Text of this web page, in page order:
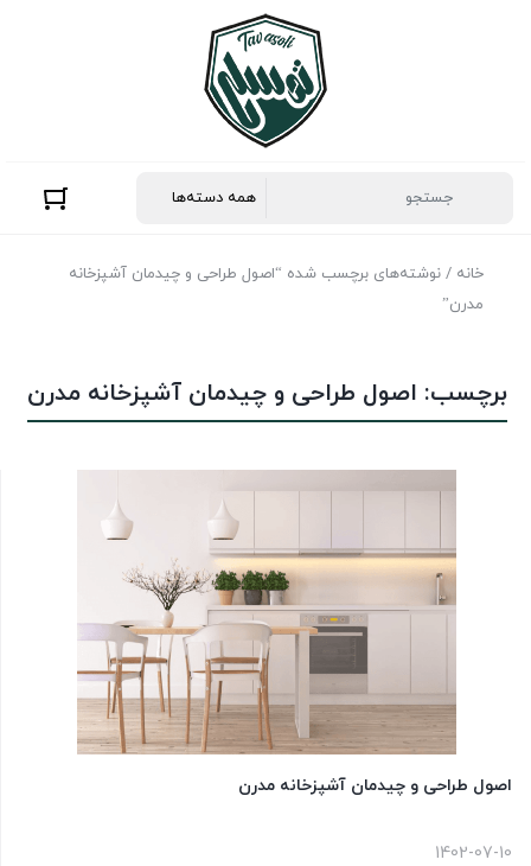
خانه / نوشته‌های برچسب شده “اصول طراحی و چیدمان آشپزخانه
مدرن”
برچسب: اصول طراحی و چیدمان آشپزخانه مدرن
اصول طراحی و چیدمان آشپزخانه مدرن
1402-07-10